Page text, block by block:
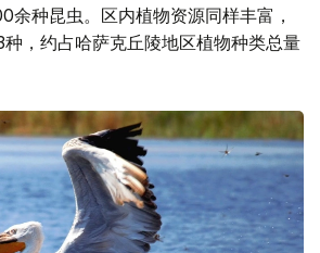
余种昆虫。区内植物资源同样丰富，
，约占哈萨克丘陵地区植物种类总量